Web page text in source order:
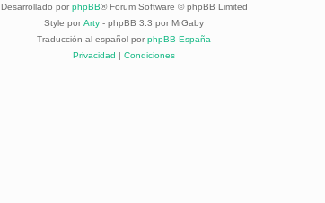
Desarrollado por phpBB® Forum Software © phpBB Limited
Style por Arty - phpBB 3.3 por MrGaby
Traducción al español por phpBB España
Privacidad | Condiciones